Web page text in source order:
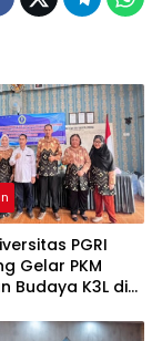
PGRI
Gelar PKM
Budaya K3L di